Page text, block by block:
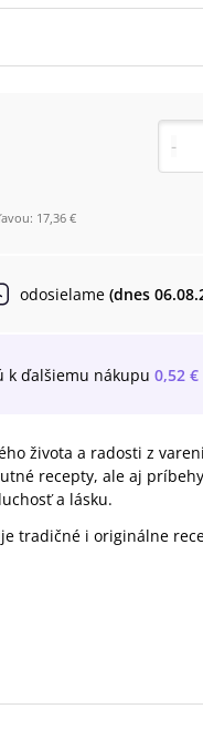
17,36 €
-
odosielame(dnes
k ďalšiemu nákupu 0,52 €
života a radosti z
recepty, ale aj
a lásku.
tradičné i originálne